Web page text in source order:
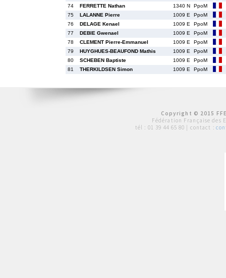
74
FERRETTE Nathan 1340 N
PpoM
75
LALANNE Pierre 1009 E
PpoM
76
DELAGE Kenael 1009 E
PpoM
77
DEBIE Gwenael 1009 E
PpoM
78
CLEMENT Pierre-Emmanuel 1009 E
PpoM
79
HUYGHUES-BEAUFOND Mathis 1009 E
PpoM
80
SCHEBEN Baptiste 1009 E
PpoM
81
THERKILDSEN Simon 1009 E PpoM
Copyright © 2015
Fédération Française des
tél : 01 39 44 65 80 | contact :